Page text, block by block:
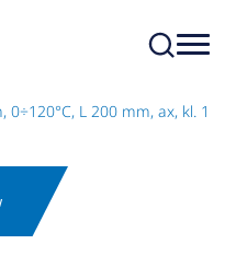
L 200 mm, ax, kl. 1